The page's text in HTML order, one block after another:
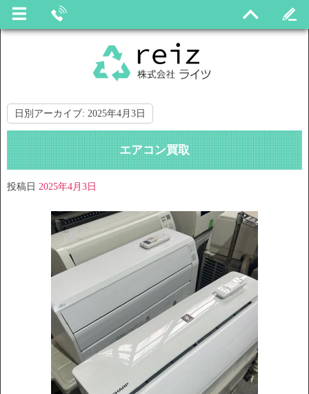
日別アーカイブ: 2025年4月3日
エアコン買取
投稿日 2025年4月3日